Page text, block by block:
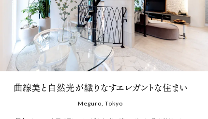
曲線美と自然光が織りなすエレガントな住まい
Meguro, Tokyo